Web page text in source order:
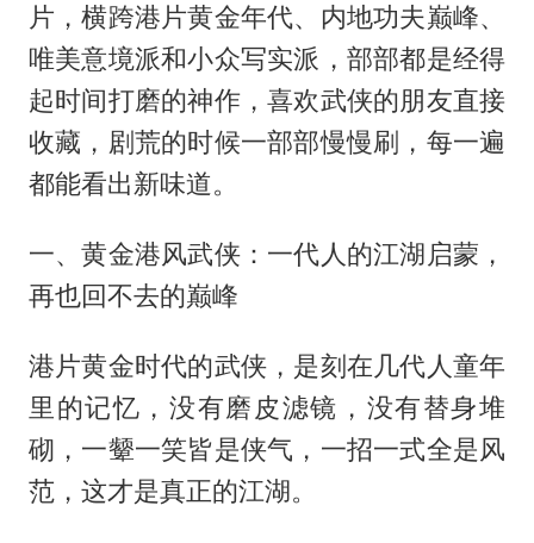
片，横跨港片黄金年代、内地功夫巅峰、
唯美意境派和小众写实派，部部都是经得
起时间打磨的神作，喜欢武侠的朋友直接
收藏，剧荒的时候一部部慢慢刷，每一遍
都能看出新味道。
一、黄金港风武侠：一代人的江湖启蒙，
再也回不去的巅峰
港片黄金时代的武侠，是刻在几代人童年
里的记忆，没有磨皮滤镜，没有替身堆
砌，一颦一笑皆是侠气，一招一式全是风
范，这才是真正的江湖。